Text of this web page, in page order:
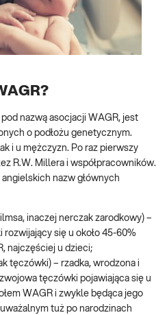
nazwą asocjacji WAGR, jest
o podłożu genetycznym.
i u mężczyzn. Po raz pierwszy
R.W. Millera i współpracowników.
nazw głównych
inaczej nerczak zarodkowy) –
się u około 45-60%
najczęściej u dzieci;
tęczówki) – rzadka, wrodzona i
tęczówki pojawiająca się u
WAGR i zwykle będąca jego
tuż po narodzinach